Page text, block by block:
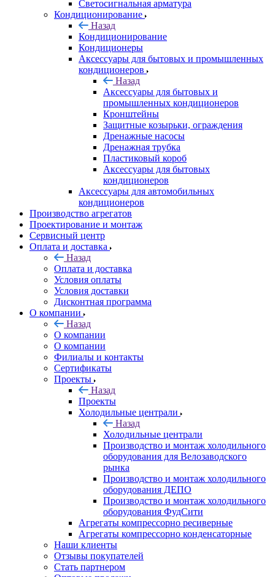
Светосигнальная арматура
Кондиционирование
Назад
Кондиционирование
Кондиционеры
Аксессуары для бытовых и промышленных
кондиционеров
Назад
Аксессуары для бытовых и
промышленных кондиционеров
Кронштейны
Защитные козырьки, ограждения
Дренажные насосы
Дренажная трубка
Пластиковый короб
Аксессуары для бытовых
кондиционеров
Аксессуары для автомобильных
кондиционеров
Производство агрегатов
Проектирование и монтаж
Сервисный центр
Оплата и доставка
Назад
Оплата и доставка
Условия оплаты
Условия доставки
Дисконтная программа
О компании
Назад
О компании
О компании
Филиалы и контакты
Сертификаты
Проекты
Назад
Проекты
Холодильные централи
Назад
Холодильные централи
Производство и монтаж холодильного
оборудования для Велозаводского
рынка
Производство и монтаж холодильного
оборудования ДЕПО
Производство и монтаж холодильного
оборудования ФудСити
Агрегаты компрессорно ресиверные
Агрегаты компрессорно конденсаторные
Наши клиенты
Отзывы покупателей
Стать партнером